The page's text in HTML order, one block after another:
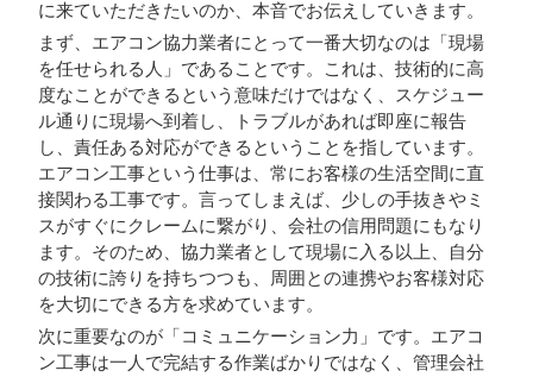
に来ていただきたいのか、本音でお伝えしていきます。
まず、エアコン協力業者にとって一番大切なのは「現場
を任せられる人」であることです。これは、技術的に高
度なことができるという意味だけではなく、スケジュー
ル通りに現場へ到着し、トラブルがあれば即座に報告
し、責任ある対応ができるということを指しています。
エアコン工事という仕事は、常にお客様の生活空間に直
接関わる工事です。言ってしまえば、少しの手抜きやミ
スがすぐにクレームに繋がり、会社の信用問題にもなり
ます。そのため、協力業者として現場に入る以上、自分
の技術に誇りを持ちつつも、周囲との連携やお客様対応
を大切にできる方を求めています。
次に重要なのが「コミュニケーション力」です。エアコ
ン工事は一人で完結する作業ばかりではなく、管理会社